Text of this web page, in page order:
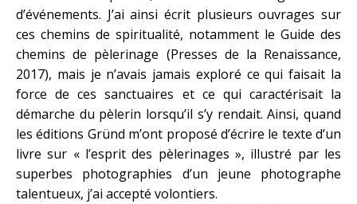
d’événements. J’ai ainsi écrit plusieurs ouvrages sur
ces chemins de spiritualité, notamment le Guide des
chemins de pèlerinage (Presses de la Renaissance,
2017), mais je n’avais jamais exploré ce qui faisait la
force de ces sanctuaires et ce qui caractérisait la
démarche du pèlerin lorsqu’il s’y rendait. Ainsi, quand
les éditions Gründ m’ont proposé d’écrire le texte d’un
livre sur « l’esprit des pèlerinages », illustré par les
superbes photographies d’un jeune photographe
talentueux, j’ai accepté volontiers.